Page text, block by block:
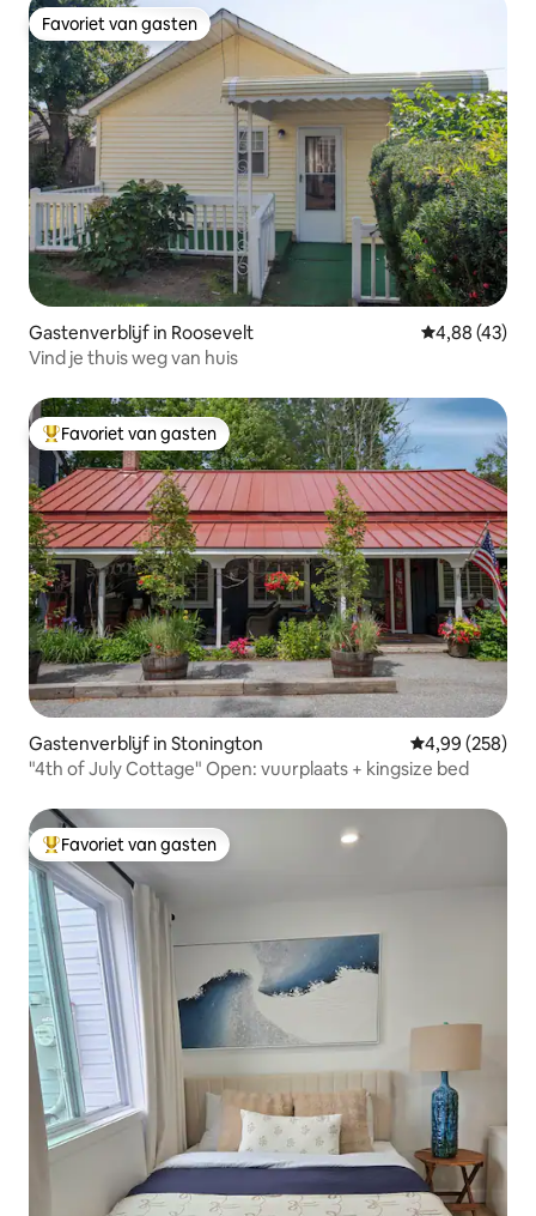
Favoriet van gasten
Favoriet van gasten
Gastenverblijf in Roosevelt Gemiddelde
4,88 (43)
Vind je thuis weg van huis
Topfavoriet van gasten
Favoriet van gasten
Gastenverblijf in Stonington Gemiddelde
4,99 (258)
"4th of July Cottage" Open: vuurplaats + kingsize bed
Topfavoriet van gasten
Favoriet van gasten